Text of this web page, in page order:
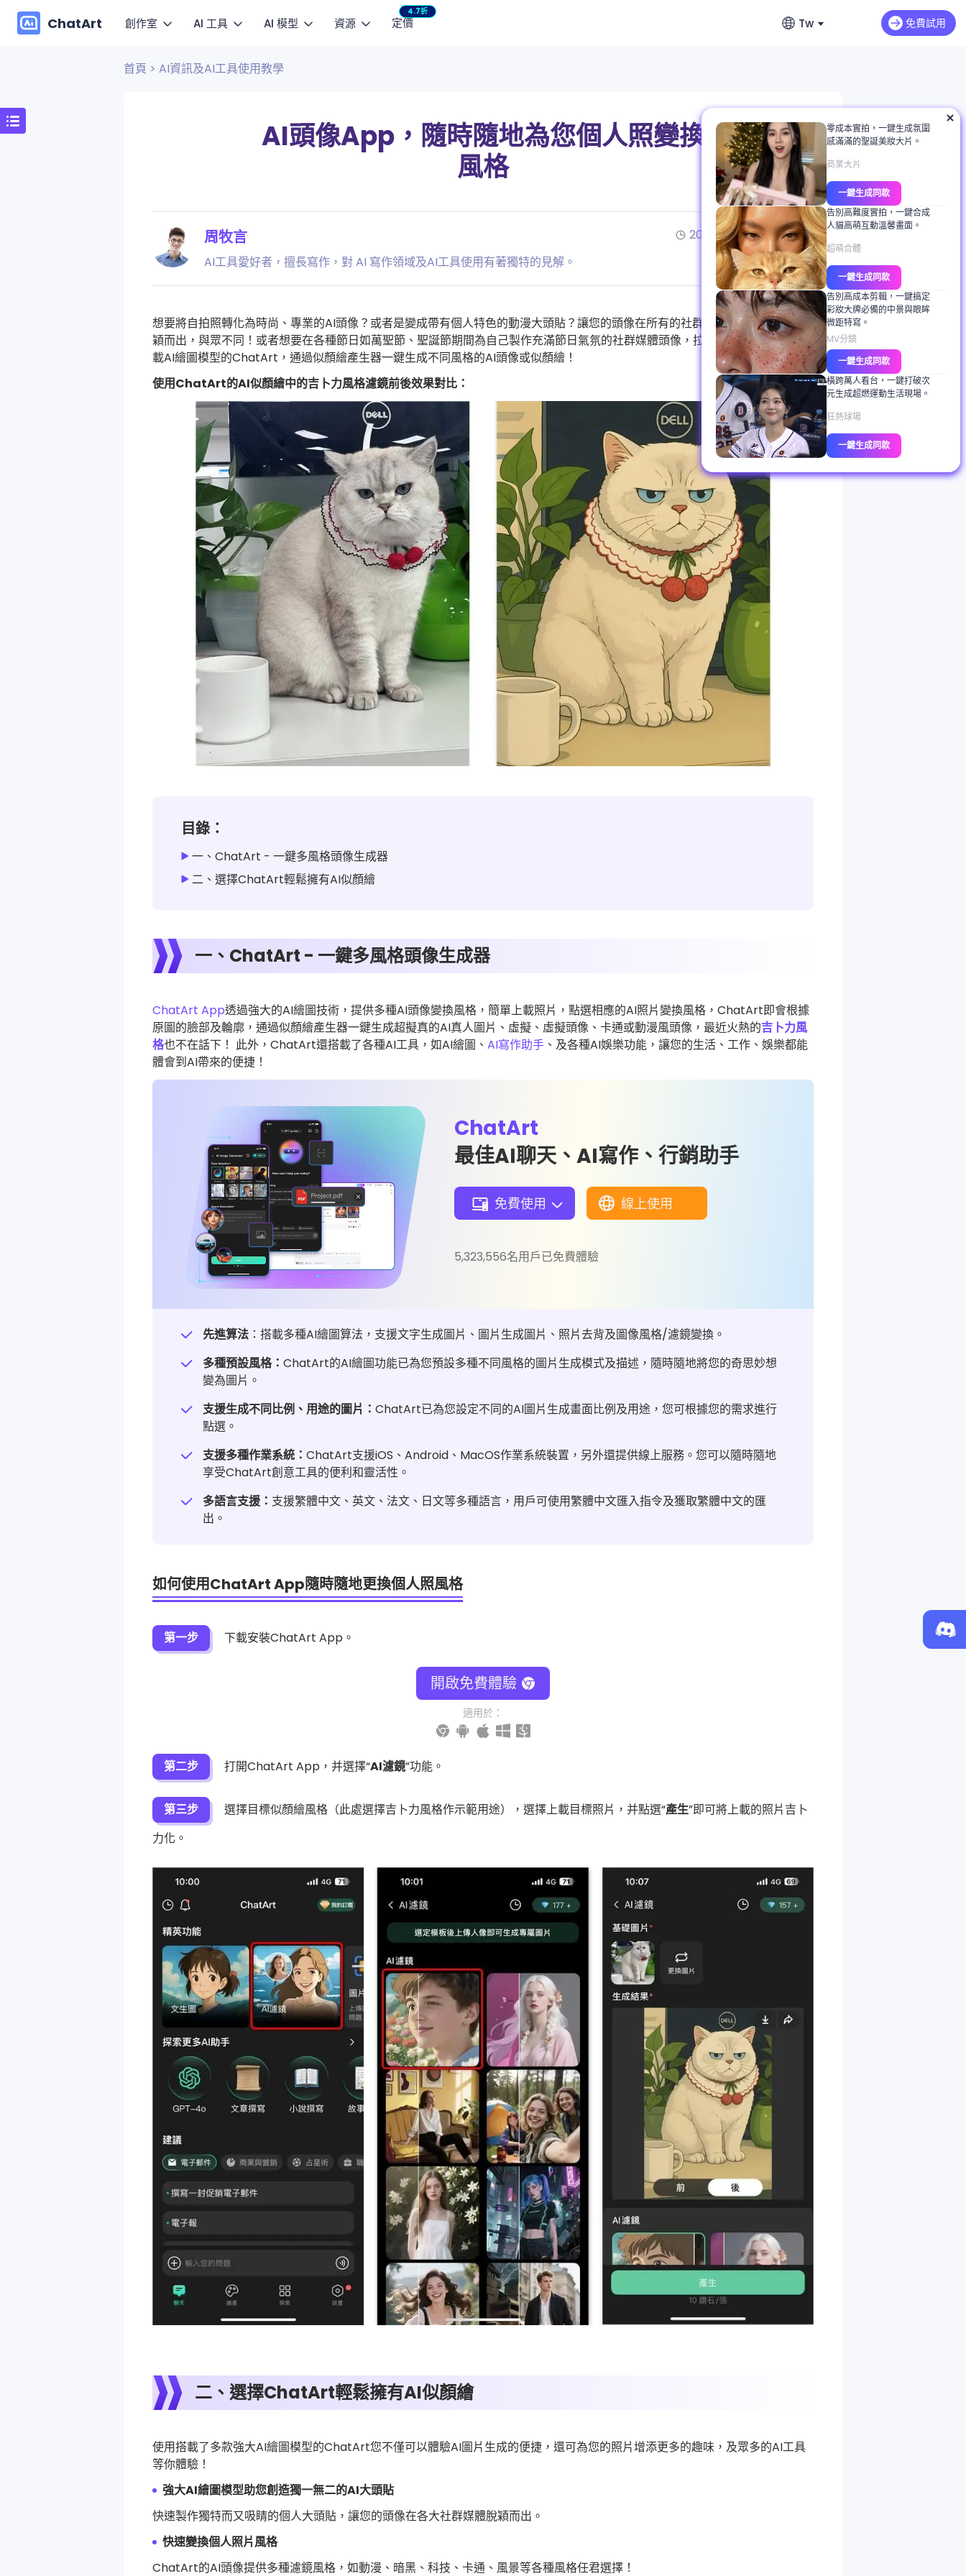
ChatArt 創作室
延續影片情節與動作
動作控制
AI 工具
行銷
產品廣告
將商品亮點化為影片廣告
AI 模型
圖片
HappyHorse 1.0 Seedance 2.0 Art Motion 5 HOT
Wan 2.6 PixVerse 4.5
VEO 3
資源
AI 小說產生器：免費無限生成故事
3 款 AI 親吻影片產生器推薦
AI 貓咪跳舞影片製作教學
一鍵修復老照片與黑白照片上色
指南
產品 FAQ
App 與桌面版
定價
4.7折
Tw
繁體中文 (台灣)
繁體中文
日本語
日文
한국어
韓文
免費試用
首頁 > AI資訊及AI工具使用教學
AI頭像App，隨時隨地為您個人照變換
風格
周牧言
AI工具愛好者，擅長寫作，對 AI 寫作領域及AI工具使用有著獨特的見解。
2025/11/14 2分鐘閱讀
想要將自拍照轉化為時尚、專業的AI頭像？或者是變成帶有個人特色的動漫大頭貼？讓您的頭像在所有的社群媒體、個人資訊中脫
穎而出，與眾不同！或者想要在各種節日如萬聖節、聖誕節期間為自己製作充滿節日氣氛的社群媒體頭像，拉滿節日氛圍，使用搭
載AI繪圖模型的ChatArt，通過似顏繪產生器一鍵生成不同風格的AI頭像或似顏繪！
使用ChatArt的AI似顏繪中的吉卜力風格濾鏡前後效果對比：
目錄：
一、ChatArt - 一鍵多風格頭像生成器
二、選擇ChatArt輕鬆擁有AI似顏繪
一、ChatArt - 一鍵多風格頭像生成器
ChatArt App透過強大的AI繪圖技術，提供多種AI頭像變換風格，簡單上載照片，點選相應的AI照片變換風格，ChatArt即會根據
原圖的臉部及輪廓，通過似顏繪產生器一鍵生成超擬真的AI真人圖片、虛擬、虛擬頭像、卡通或動漫風頭像，最近火熱的吉卜力風
格也不在話下！ 此外，ChatArt還搭載了各種AI工具，如AI繪圖、 AI寫作助手 、及各種AI娛樂功能，讓您的生活、工作、娛樂都能
體會到AI帶來的便捷！
ChatArt
最佳AI聊天、AI寫作、行銷助手
免費使用 線上使用
5,323,556名用戶已免費體驗
先進算法 ：搭載多種AI繪圖算法，支援文字生成圖片 、圖片生成圖片、照片去背及圖像風格/濾鏡變換。
多種預設風格： ChatArt的AI繪圖功能已為您預設多種不同風格的圖片生成模式及描述，隨時隨地將您的奇思妙想
變為圖片。
支援生成不同比例、用途的圖片： ChatArt已為您設定不同的AI圖片生成畫面比例及用途，您可根據您的需求進行
點選。
支援多種作業系統： ChatArt支援iOS、Android、MacOS作業系統裝置，另外還提供線上服務。您可以隨時隨地
享受ChatArt創意工具的便利和靈活性。
多語言支援： 支援繁體中文、英文、法文、日文等多種語言，用戶可使用繁體中文匯入指令及獲取繁體中文的匯
出。
如何使用ChatArt App隨時隨地更換個人照風格
第一步 下載安裝ChatArt App。
開啟免費體驗
適用於：
第二步 打開ChatArt App，并選擇“AI濾鏡”功能。
第三步 選擇目標似顏繪風格（此處選擇吉卜力風格作示範用途），選擇上載目標照片，并點選“產生”即可將上載的照片吉卜
力化。
二、選擇ChatArt輕鬆擁有AI似顏繪
使用搭載了多款強大AI繪圖模型的ChatArt您不僅可以體驗AI圖片生成的便捷，還可為您的照片增添更多的趣味，及眾多的AI工具
等你體驗！
強大AI繪圖模型助您創造獨一無二的AI大頭貼
快速製作獨特而又吸睛的個人大頭貼，讓您的頭像在各大社群媒體脫穎而出。
快速變換個人照片風格
ChatArt的AI頭像提供多種濾鏡風格，如動漫、暗黑、科技、卡通、風景等各種風格任君選擇！
零成本實拍，一鍵生成氛圍
感滿滿的聖誕美妝大片。
商業大片
一鍵生成同款
告別高難度實拍，一鍵合成
人貓高萌互動溫馨畫面。
超萌合體
一鍵生成同款
告別高成本剪輯，一鍵搞定
彩妝大牌必備的中景與眼眸
微距特寫。
MV分鏡
一鍵生成同款
橫跨萬人看台，一鍵打破次
元生成超燃運動生活現場。
狂熱球場
一鍵生成同款